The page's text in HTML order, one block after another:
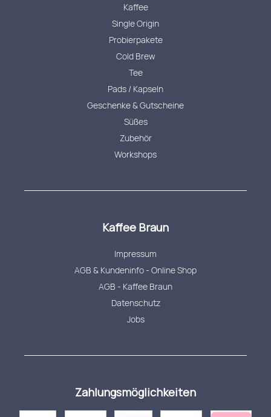
Kaffee
Single Origin
Probierpakete
Cold Brew
Tee
Pads / Kapseln
Geschenke & Gutscheine
Süßes
Zubehör
Workshops
Kaffee Braun
Impressum
AGB & Kundeninfo - Online Shop
AGB - Kaffee Braun
Datenschutz
Jobs
Zahlungsmöglichkeiten